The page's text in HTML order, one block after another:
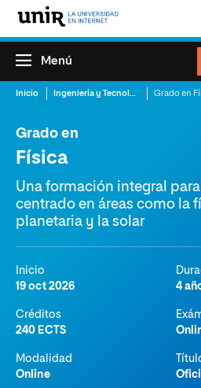
Menú
Inicio Ingeniería y Tecnología Grado en
Grado en
Física
Una formación integral
centrado en áreas como la
planetaria y la solar
Inicio
19 oct 2026
4
Créditos
240 ECTS
Modalidad
Online